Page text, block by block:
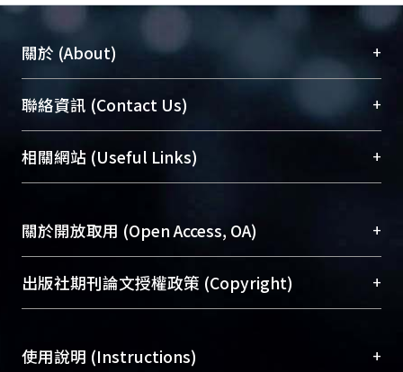
關於 (About) +
臺大位居世界頂尖大學之列，為永久珍藏及向國際
展現本校豐碩的研究成果及學術能量，圖書館整合
機構典藏（NTUR）與學術庫（AH）不同功能平
台，成為臺大學術典藏NTU scholars。期能整合研
成果。
To permanently archive and promote researcher
profiles and scholarly works, Library integrates the
services of “NTU Repository” with “Academic
聯絡資訊 (Contact Us) +
總館學科館員(Main Library)
醫學圖書館學科館員(Medical Library)
Sciences Library)
相關網站 (Useful Links) +
關於開放取用 (Open Access, OA) +
開放取用是從使用者角度提升資訊取用性的社會運
動，應用在學術研究上是透過將研究著作公開供使
用逐年攀升。同時可加速研究發展、提升研究影響
出版社期刊論文授權政策 (Copyright) +
含部分內容的版權非匯入者所有，或由第三方贊
使用說明 (Instructions) +